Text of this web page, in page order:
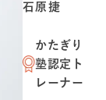
石原捷
かたぎり
塾認定ト
レーナー